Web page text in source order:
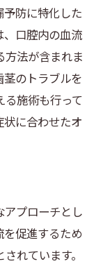
防に特化した
口腔内の血流
方法が含まれま
のトラブルを
施術も行って
に合わせたオ
プローチとし
促進するため
れています。